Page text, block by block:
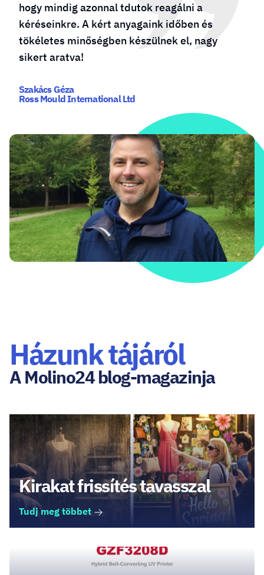
hogy mindig azonnal tdutok reagálni a
kéréseinkre. A kért anyagaink időben és
tökéletes minőségben készülnek el, nagy
sikert aratva!
Szakács Géza
Ross Mould International Ltd
Házunk tájáról
A Molino24 blog-magazinja
Kirakat frissítés tavasszal
Tudj meg többet